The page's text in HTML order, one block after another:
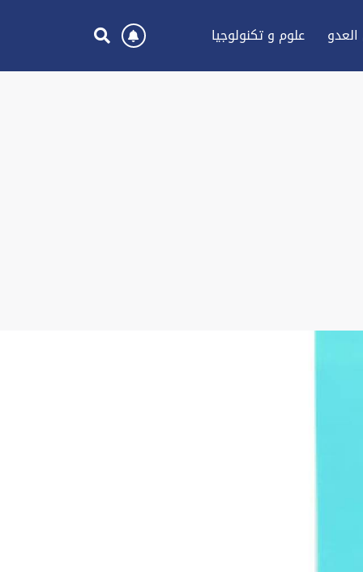
علوم و تكنولوجيا